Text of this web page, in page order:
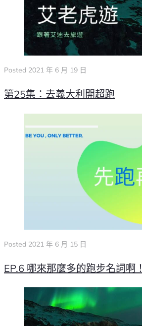
Posted 2021 年 6 月 19 日
第25集：去義大利開超跑
Posted 2021 年 6 月 15 日
EP.6 哪來那麼多的跑步名詞啊！